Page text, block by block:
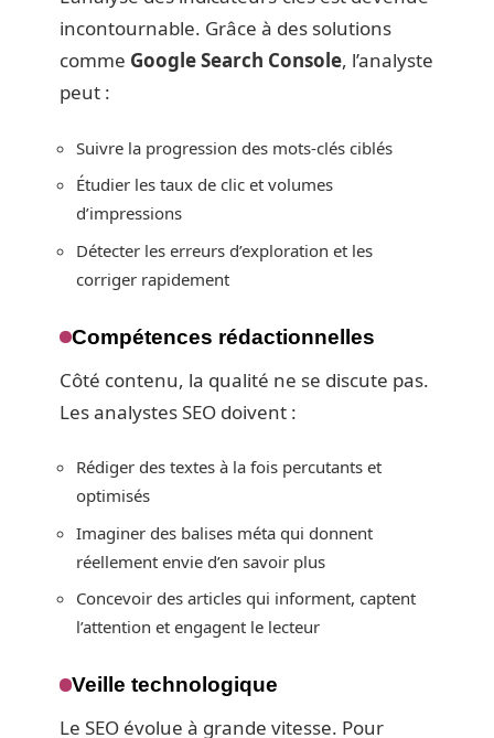
incontournable. Grâce à des solutions
comme Google Search Console, l’analyste
peut :
Suivre la progression des mots-clés ciblés
Étudier les taux de clic et volumes
d’impressions
Détecter les erreurs d’exploration et les
corriger rapidement
Compétences rédactionnelles
Côté contenu, la qualité ne se discute pas.
Les analystes SEO doivent :
Rédiger des textes à la fois percutants et
optimisés
Imaginer des balises méta qui donnent
réellement envie d’en savoir plus
Concevoir des articles qui informent, captent
l’attention et engagent le lecteur
Veille technologique
Le SEO évolue à grande vitesse. Pour